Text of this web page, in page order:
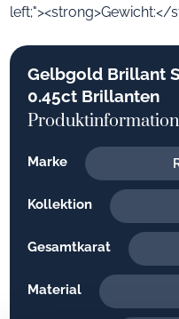
Gelbgold Brillant
0.45ct Brillanten
Marke
Kollektion
Gesamtkarat
Material